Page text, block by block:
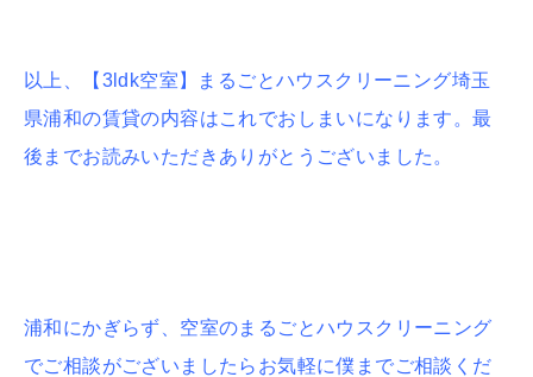
以上、【3ldk空室】まるごとハウスクリーニング埼玉
県浦和の賃貸の内容はこれでおしまいになります。最
後までお読みいただきありがとうございました。
浦和にかぎらず、空室のまるごとハウスクリーニング
でご相談がございましたらお気軽に僕までご相談くだ